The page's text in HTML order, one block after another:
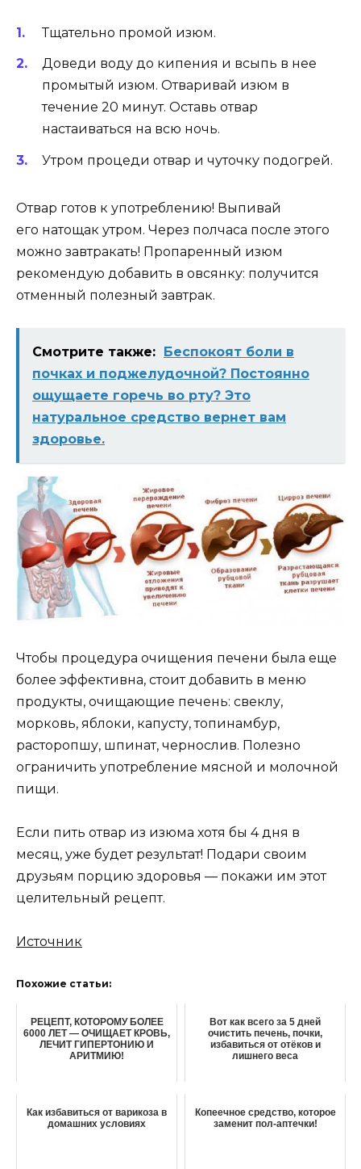
Тщательно промой изюм.
Доведи воду до кипения и всыпь в нее
промытый изюм. Отваривай изюм в
течение 20 минут. Оставь отвар
настаиваться на всю ночь.
Утром процеди отвар и чуточку подогрей.
Отвар готов к употреблению! Выпивай
его натощак утром. Через полчаса после этого
можно завтракать! Пропаренный изюм
рекомендую добавить в овсянку: получится
отменный полезный завтрак.
Смотрите также: Беспокоят боли в
почках и поджелудочной? Постоянно
ощущаете горечь во рту? Это
натуральное средство вернет вам
здоровье.
Чтобы процедура очищения печени была еще
более эффективна, стоит добавить в меню
продукты, очищающие печень: свеклу,
морковь, яблоки, капусту, топинамбур,
расторопшу, шпинат, чернослив. Полезно
ограничить употребление мясной и молочной
пищи.
Если пить отвар из изюма хотя бы 4 дня в
месяц, уже будет результат! Подари своим
друзьям порцию здоровья — покажи им этот
целительный рецепт.
Источник
Похожие статьи:
РЕЦЕПТ, КОТОРОМУ БОЛЕЕ
6000 ЛЕТ — ОЧИЩАЕТ КРОВЬ,
ЛЕЧИТ ГИПЕРТОНИЮ И
АРИТМИЮ!
Вот как всего за 5 дней
очистить печень, почки,
избавиться от отёков и
лишнего веса
Как избавиться от варикоза в
домашних условиях
Копеечное средство, которое
заменит пол-аптечки!